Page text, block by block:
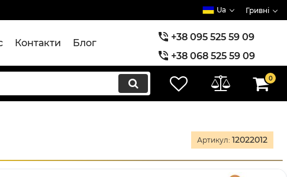
Ua Гривні
Контакти Блог
+38 095 525 59 09
+38 068 525 59 09
+38 073 525 59 09
0
Артикул: 12022012